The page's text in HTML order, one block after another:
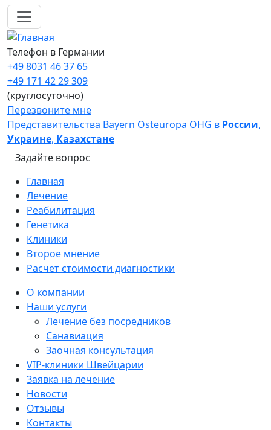
Перейти к основному содержанию
Телефон в Германии
+49 8031 46 37 65
+49 171 42 29 309
(круглосуточно)
Перезвоните мне
Представительства Bayern Osteuropa OHG в России,
Украине, Казахстане
Задайте вопрос
Main navigation
Главная
Лечение
Реабилитация
Генетика
Клиники
Второе мнение
Расчет стоимости диагностики
Sidebar
О компании
Наши услуги
Лечение без посредников
Санавиация
Заочная консультация
VIP-клиники Швейцарии
Заявка на лечение
Новости
Отзывы
Контакты